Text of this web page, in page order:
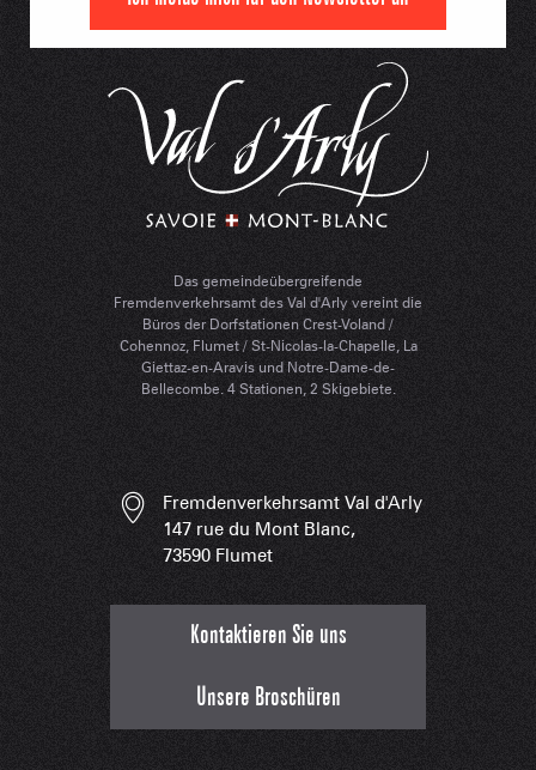
Das gemeindeübergreifende
Fremdenverkehrsamt des Val d'Arly vereint die
Büros der Dorfstationen Crest-Voland /
Cohennoz, Flumet / St-Nicolas-la-Chapelle, La
Giettaz-en-Aravis und Notre-Dame-de-
Bellecombe. 4 Stationen, 2 Skigebiete.
Fremdenverkehrsamt Val d'Arly
147 rue du Mont Blanc,
73590 Flumet
Kontaktieren Sie uns
Unsere Broschüren